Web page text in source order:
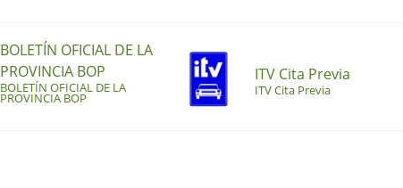
BOLETÍN OFICIAL DE LA
PROVINCIA BOP
BOLETÍN OFICIAL DE LA
PROVINCIA BOP
ITV Cita Previa
ITV Cita Previa